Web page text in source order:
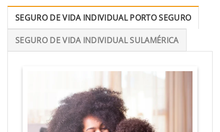
SEGURO DE VIDA INDIVIDUAL PORTO SEGURO
SEGURO DE VIDA INDIVIDUAL SULAMÉRICA